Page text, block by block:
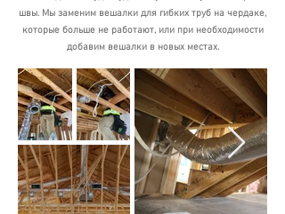
швы. Мы заменим вешалки для гибких труб на чердаке,
которые больше не работают, или при необходимости
добавим вешалки в новых местах.